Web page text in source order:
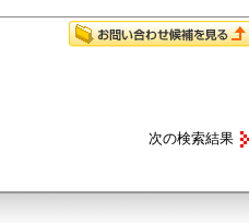
次の検索結果